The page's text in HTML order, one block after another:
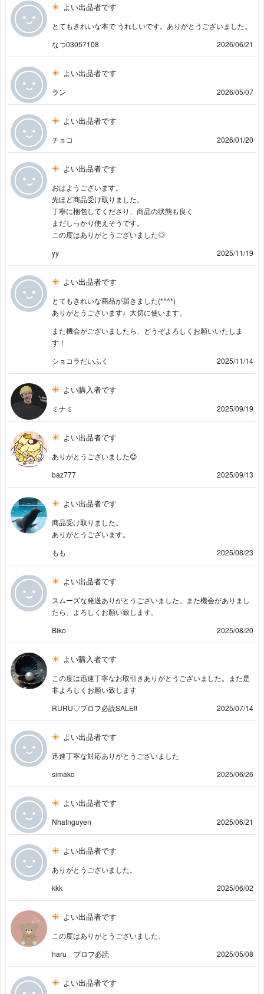
よい出品者です
とてもきれいな本で うれしいです。ありがとうございました。
なつ03057108
2026/06/21
よい出品者です
ラン 2026/05/07
よい出品者です
チョコ 2026/01/20
よい出品者です
おはようございます。
先ほど商品受け取りました。
丁寧に梱包してくださり、商品の状態も良く
まだしっかり使えそうです。
この度はありがとうございました◎
yy
2025/11/19
よい出品者です
とてもきれいな商品が届きました(*^^*)
ありがとうございます♩大切に使います。
また機会がございましたら、どうぞよろしくお願いいたしま
す！
ショコラだいふく
2025/11/14
よい購入者です
ミナミ 2025/09/19
よい出品者です
ありがとうございました😊
baz777
2025/09/13
よい出品者です
商品受け取りました。
ありがとうございます。
もも
2025/08/23
よい出品者です
スムーズな発送ありがとうございました。また機会がありまし
たら、よろしくお願い致します。
Biko
2025/08/20
よい購入者です
この度は迅速丁寧なお取引きありがとうございました。また是
非よろしくお願い致します
RURU♡プロフ必読SALE‼️
2025/07/14
よい出品者です
迅速丁寧な対応ありがとうございました
simako
2025/06/26
よい出品者です
Nhatnguyen 2025/06/21
よい出品者です
ありがとうございました。
kkk
2025/06/02
よい出品者です
この度はありがとうございました。
haru プロフ必読
2025/05/08
よい出品者です